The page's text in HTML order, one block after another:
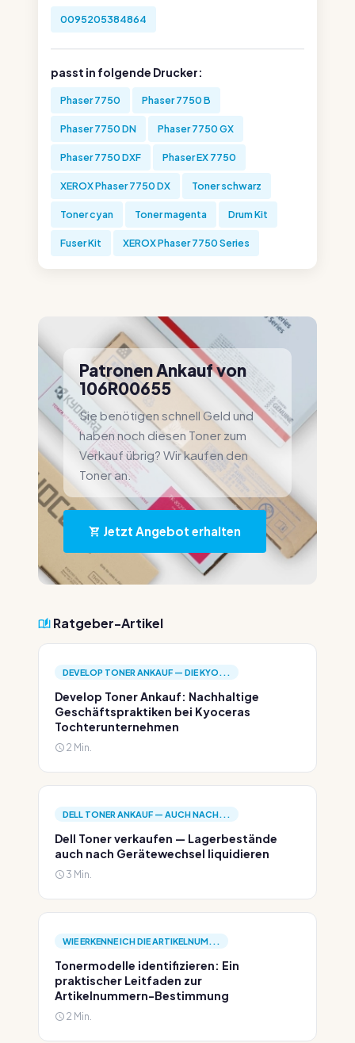
0095205384864
passt in folgende Drucker:
Phaser 7750 Phaser 7750 B
Phaser 7750 DN Phaser 7750 GX
Phaser 7750 DXF Phaser EX 7750
XEROX Phaser 7750 DX Toner schwarz
Toner cyan Toner magenta Drum Kit
Fuser Kit XEROX Phaser 7750 Series
Patronen Ankauf von
106R00655
Sie benötigen schnell Geld und
haben noch diesen Toner zum
Verkauf übrig? Wir kaufen den
Toner an.
Jetzt Angebot erhalten
Ratgeber-Artikel
DEVELOP TONER ANKAUF — DIE KYO...
Develop Toner Ankauf: Nachhaltige
Geschäftspraktiken bei Kyoceras
Tochterunternehmen
2 Min.
DELL TONER ANKAUF — AUCH NACH...
Dell Toner verkaufen — Lagerbestände
auch nach Gerätewechsel liquidieren
3 Min.
WIE ERKENNE ICH DIE ARTIKELNUM...
Tonermodelle identifizieren: Ein
praktischer Leitfaden zur
Artikelnummern-Bestimmung
2 Min.